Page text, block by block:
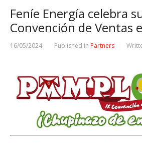
Feníe Energía celebra
Convención de Ventas
16/05/2024 Published in Partners